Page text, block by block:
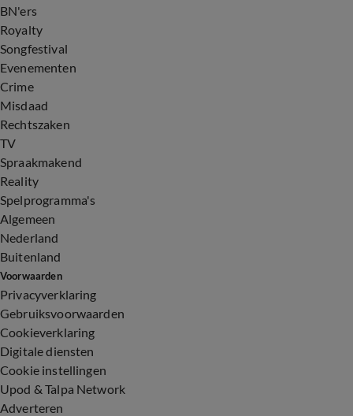
BN'ers
Royalty
Songfestival
Evenementen
Crime
Misdaad
Rechtszaken
TV
Spraakmakend
Reality
Spelprogramma's
Algemeen
Nederland
Buitenland
Voorwaarden
Privacyverklaring
Gebruiksvoorwaarden
Cookieverklaring
Digitale diensten
Cookie instellingen
Upod & Talpa Network
Adverteren